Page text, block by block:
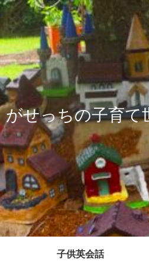
がせっちの子育て
子供英会話